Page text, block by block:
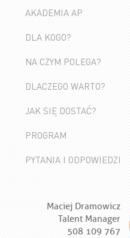
AKADEMIA AP
DLA KOGO?
NA CZYM POLEGA?
DLACZEGO WARTO?
JAK SIĘ DOSTAĆ?
PROGRAM
PYTANIA I ODPOWIEDZI
Maciej Dramowicz
Talent Manager
508 109 767